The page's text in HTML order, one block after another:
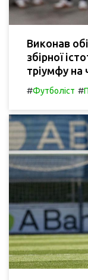
Виконав
збірної
тріумфу на
#Футболіст #